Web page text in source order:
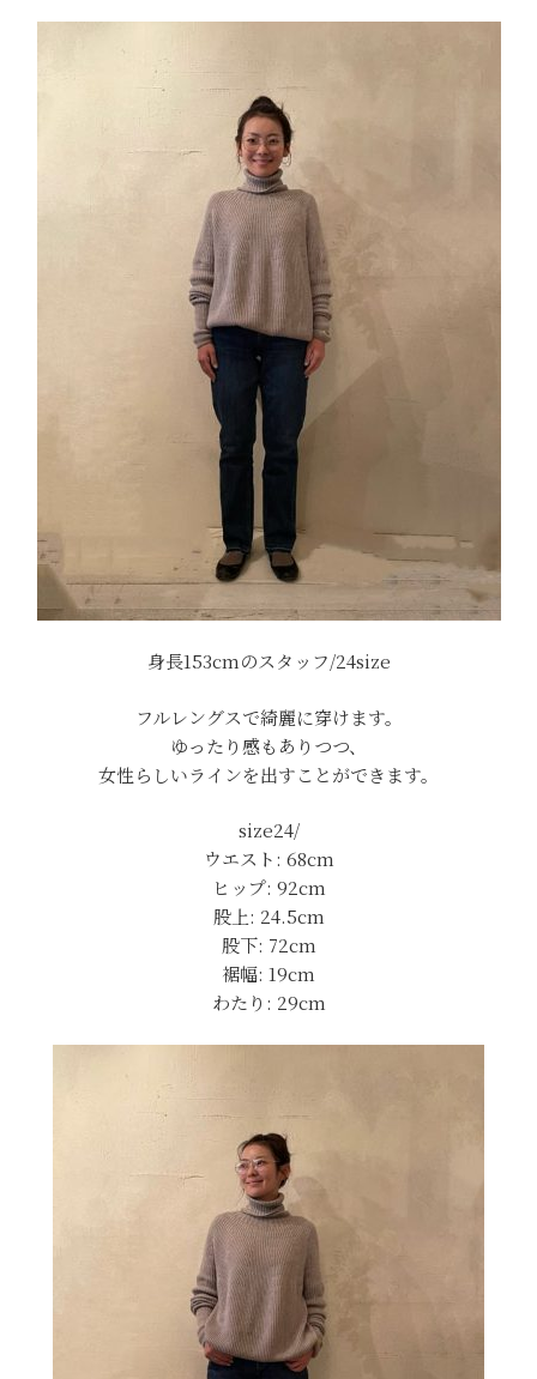
身長153cmのスタッフ/24size
フルレングスで綺麗に穿けます。
ゆったり感もありつつ、
女性らしいラインを出すことができます。
size24/
ウエスト: 68cm
ヒップ: 92cm
股上: 24.5cm
股下: 72cm
裾幅: 19cm
わたり: 29cm